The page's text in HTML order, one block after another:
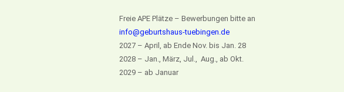
Freie APE Plätze – Bewerbungen bitte an
info@geburtshaus-tuebingen.de
2027 – April, ab Ende Nov. bis Jan. 28
2028 – Jan., März, Jul., Aug., ab Okt.
2029 – ab Januar